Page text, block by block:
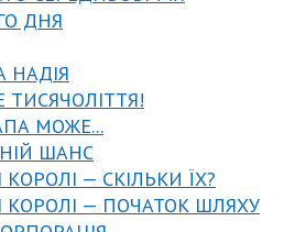
ДНЯ
НАДІЯ
ТИСЯЧОЛІТТЯ!
МОЖЕ...
ШАНС
КОРОЛІ — СКІЛЬКИ ЇХ?
КОРОЛІ — ПОЧАТОК ШЛЯХУ